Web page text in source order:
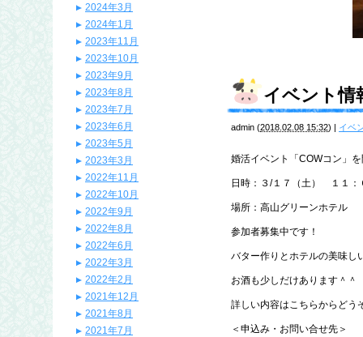
イベント情
admin (2018.02.08 15:32) | イベ
婚活イベント「COWコン」
日時：３/１７（土） １１：
場所：高山グリーンホテル
参加者募集中です！
バター作りとホテルの美味し
お酒も少しだけあります＾＾
詳しい内容はこちらからど
＜申込み・お問い合せ先＞
2024年3月
2024年1月
2023年11月
2023年10月
2023年9月
2023年8月
2023年7月
2023年6月
2023年5月
2023年3月
2022年11月
2022年10月
2022年9月
2022年8月
2022年6月
2022年3月
2022年2月
2021年12月
2021年8月
2021年7月